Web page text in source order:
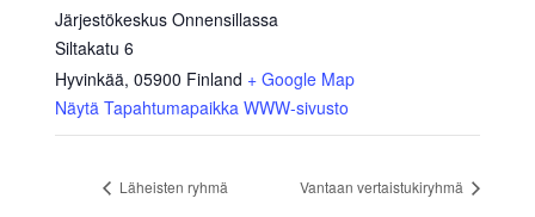
Järjestökeskus Onnensillassa
Siltakatu 6
Hyvinkää, 05900 Finland + Google Map
Näytä Tapahtumapaikka WWW-sivusto
Läheisten ryhmä Vantaan vertaistukiryhmä